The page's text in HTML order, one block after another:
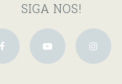
SIGA NOS!